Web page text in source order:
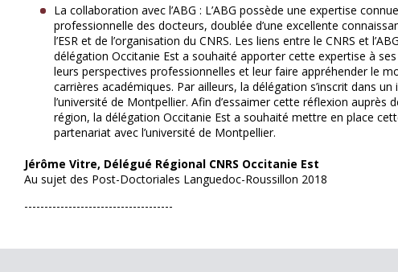
La collaboration avec l’ABG : L’ABG possède une expertise
professionnelle des docteurs, doublée d’une excellente
l’ESR et de l’organisation du CNRS. Les liens entre le CNRS et
délégation Occitanie Est a souhaité apporter cette expertise à
leurs perspectives professionnelles et leur faire appréhender le
carrières académiques. Par ailleurs, la délégation s’inscrit dans
l’université de Montpellier. Afin d’essaimer cette réflexion auprès
région, la délégation Occitanie Est a souhaité mettre en place
partenariat avec l’université de Montpellier.
Jérôme Vitre, Délégué Régional CNRS Occitanie Est
Au sujet des Post-Doctoriales Languedoc-Roussillon 2018
-------------------------------------